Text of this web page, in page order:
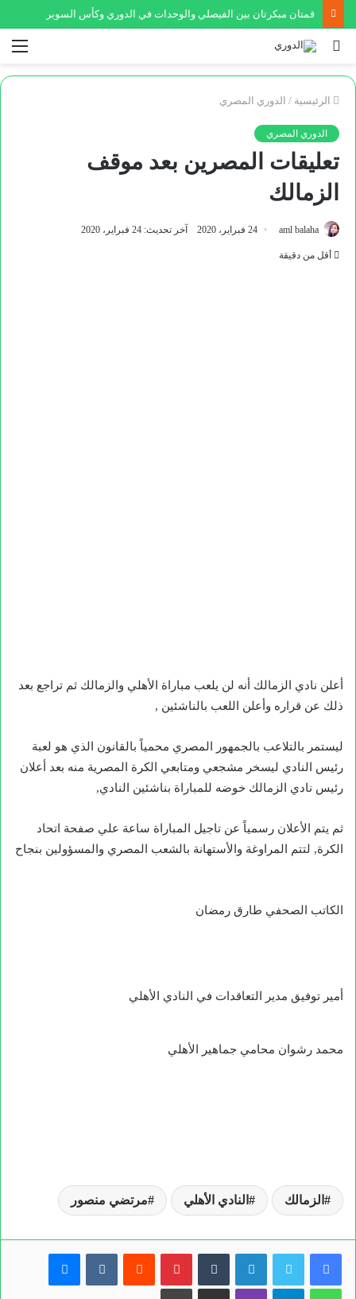
قمتان مبكرتان بين الفيصلي والوحدات في الدوري وكأس السوبر
بحث
الرئيسية / الدوري المصري
الدوري المصري
تعليقات المصرين بعد موقف
الزمالك
aml balaha 24 فبراير، 2020 آخر تحديث: 24 فبراير، 2020
أقل من دقيقة
أعلن نادي الزمالك أنه لن يلعب مباراة الأهلي والزمالك ثم تراجع بعد
ذلك عن قراره وأعلن اللعب بالناشئين ,
ليستمر بالتلاعب بالجمهور المصري محمياً بالقانون الذي هو لعبة
رئيس النادي ليسخر مشجعي ومتابعي الكرة المصرية منه بعد أعلان
رئيس نادي الزمالك خوضه للمباراة بناشئين النادي,
ثم يتم الأعلان رسمياً عن تاجيل المباراة ساعة علي صفحة اتحاد
الكرة, لتتم المراوغة والأستهانة بالشعب المصري والمسؤولين بنجاح
الكاتب الصحفي طارق رمضان
أمير توفيق مدير التعاقدات في النادي الأهلي
محمد رشوان محامي جماهير الأهلي
الزمالك النادي الأهلي مرتضي منصور
لينكدإن بينتيريست ماسنجر
واتساب تيلقرام ڤايبر مشاركة عبر البريد طباعة